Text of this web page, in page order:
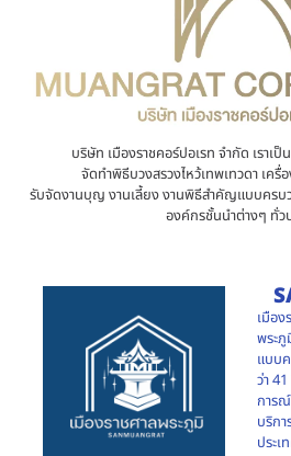
บริษัท เมืองราชคอร์ปอเรท จำกัด เราเ
จัดทำพิธีบวงสรวงไหว้เทพเทวดา เครื่
รับจัดงานบุญ งานเลี้ยง งานพิธีสำคัญแบบครบ
องค์กรชั้นนำต่างๆ ทั่ว
เมือ
พระภู
แบบ
ว่า
การ
บริก
ประเ